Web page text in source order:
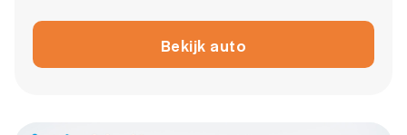
Bekijk auto